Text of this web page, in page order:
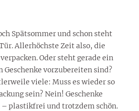
Spätsommer und schon steht
Allerhöchste Zeit also, die
Oder steht gerade ein
Geschenke vorzubereiten sind?
viele: Muss es wieder so
sein? Nein! Geschenke
plastikfrei und trotzdem schön.